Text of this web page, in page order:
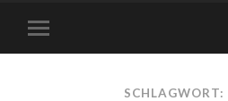
SCHLAGWORT: